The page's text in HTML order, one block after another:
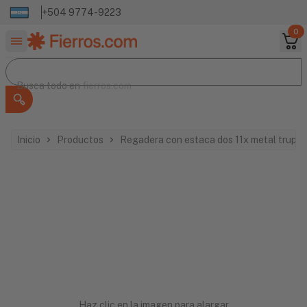
+504 9774-9223
0
Buscar productos
Busca todo en
Busca todo enfierros.com
Inicio Productos Regadera con estaca dos 11x metal